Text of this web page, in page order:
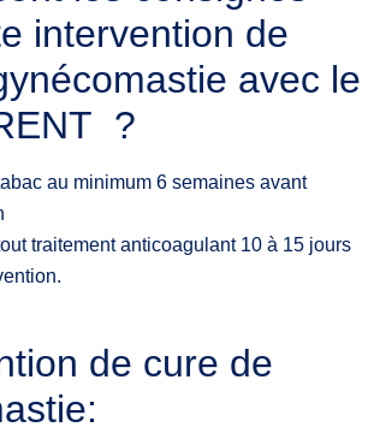
intervention de
avec le
?
au minimum 6 semaines avant
traitement anticoagulant 10 à 15 jours
de cure de